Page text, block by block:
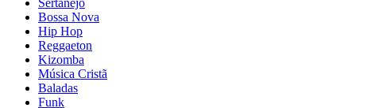
Sertanejo
Bossa Nova
Hip Hop
Reggaeton
Kizomba
Música Cristã
Baladas
Funk